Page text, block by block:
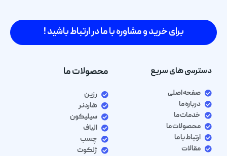
برای خرید و مشاوره با ما در ارتباط باشید !
دسترسی های سریع
صفحه اصلی
درباره ما
خدمات ما
محصولات ما
ارتباط با ما
مقالات
محصولات ما
رزین
هاردنر
سیلیکون
الیاف
چسب
ژلکوت